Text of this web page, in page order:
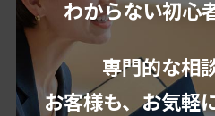
わからない初心
専門的な相
お客様も、お気軽